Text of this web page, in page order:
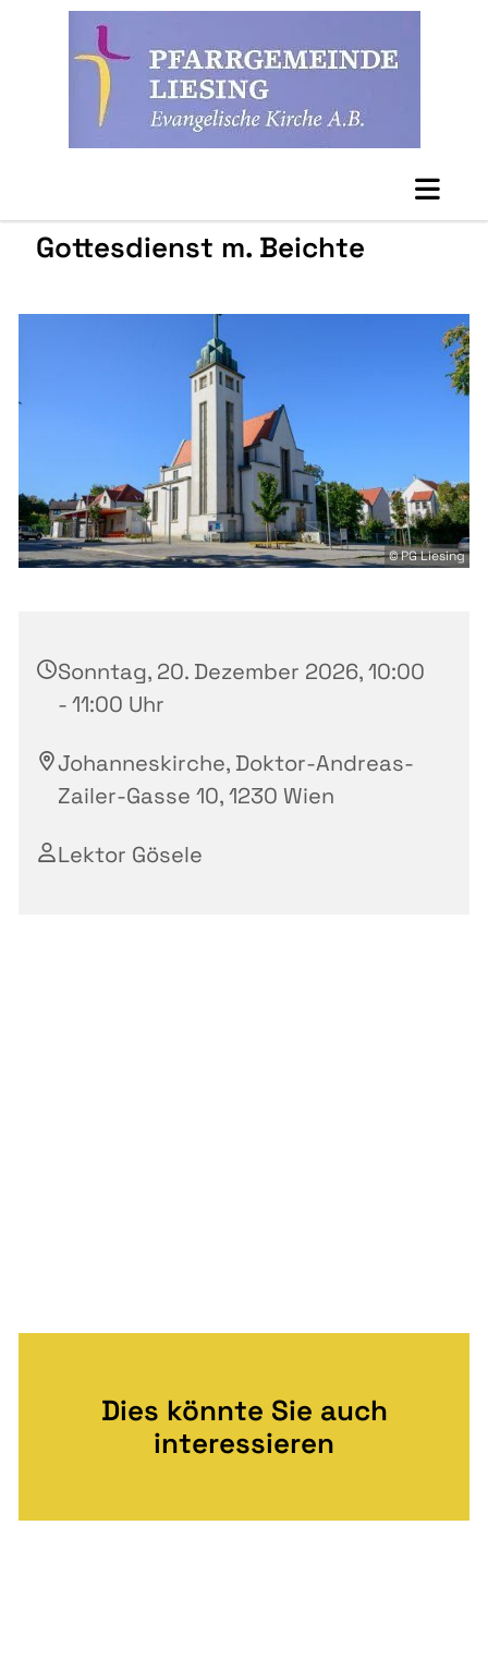
Gottesdienst m. Beichte
© PG Liesing
Sonntag, 20. Dezember 2026, 10:00
- 11:00 Uhr
Johanneskirche, Doktor-Andreas-
Zailer-Gasse 10, 1230 Wien
Lektor Gösele
Dies könnte Sie auch
interessieren